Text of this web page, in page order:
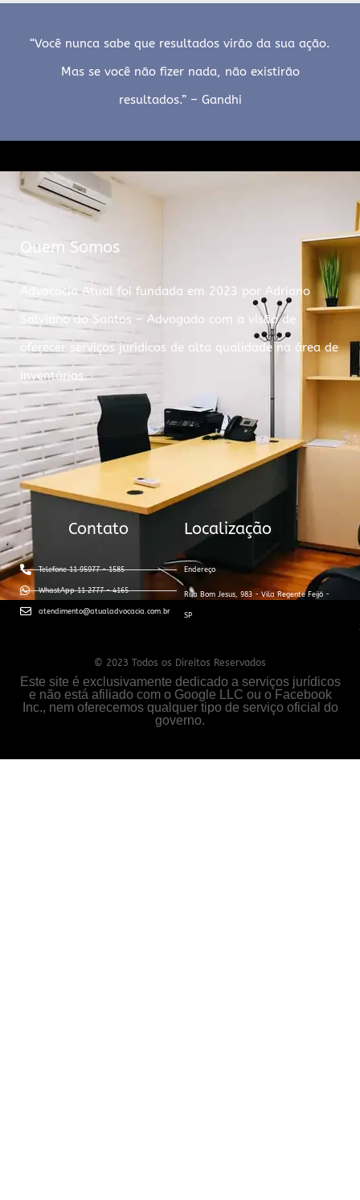
“Você nunca sabe que resultados virão da sua ação.
Mas se você não fizer nada, não existirão
resultados.” – Gandhi
Quem Somos
Advocacia Atual foi fundada em 2023 por Adriano
Salviano do Santos – Advogado com a visão de
oferecer serviços jurídicos de alta qualidade na área de
inventários.
Contato
Telefone 11 95977 - 1585
WhastApp 11 2777 - 4165
atendimento@atualadvocacia.com.br
Localização
Endereço
Rua Bom Jesus, 983 - Vila Regente Feijó -
SP
© 2023 Todos os Direitos Reservados
Este site é exclusivamente dedicado a serviços jurídicos
e não está afiliado com o Google LLC ou o Facebook
Inc., nem oferecemos qualquer tipo de serviço oficial do
governo.